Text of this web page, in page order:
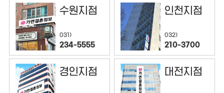
수원지점
031)
234-5555
인천지점
032)
210-3700
경인지점 대전지점